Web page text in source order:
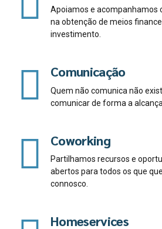
Apoiamos e acompanhamos
na obtenção de meios
investimento.
Comunicação
Quem não comunica não
comunicar de forma a
Coworking
Partilhamos recursos e
abertos para todos os que
connosco.
Homeservices